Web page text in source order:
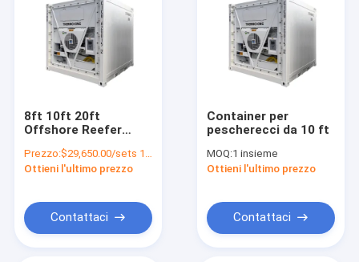
generatore diesel
Attrezzatura di zona 2 di ATEX
Struttura del container
Generatore portatile
Radiatore del generatore del motore diesel
8ft 10ft 20ft
Offshore Reefer
Set Container Con
Smartgen Control
Prezzo:$29,650.00/sets 1-4 sets
Ottieni l'ultimo prezzo
Contattaci
Container per
pescherecci da 10 ft
MOQ:1 insieme
Ottieni l'ultimo prezzo
Contattaci